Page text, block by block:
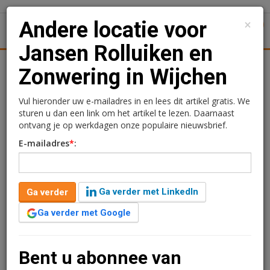
Juridisch | Fiscaal Transacties Werk
Andere locatie voor
Jansen Rolluiken en
Zonwering in Wijchen
Charlotte Bijenveld
16 januari 2017 om 09:58
10 jaar geleden aangepast
1 minuut leestijd
Jansen Rolluiken en Zonwering is per 1 januari
bedrijfsruimte van 455 m2 gehuurd en 26
×
Andere locatie voor
Jansen Rolluiken en
Zonwering in Wijchen
Vul hieronder uw e-mailadres in en lees dit artikel gratis. We
sturen u dan een link om het artikel te lezen. Daarnaast
ontvang je op werkdagen onze populaire nieuwsbrief.
E-mailadres*:
Ga verder
Ga verder met LinkedIn
Ga verder met Google
Bent u abonnee van